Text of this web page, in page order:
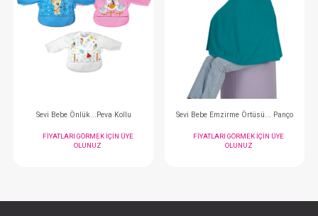
OLUNUZ
OLUNUZ